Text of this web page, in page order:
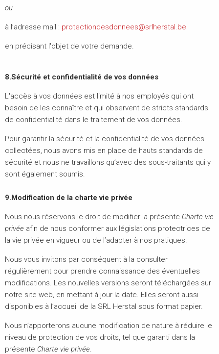
ou
à l’adresse mail : protectiondesdonnees@srlherstal.be
en précisant l'objet de votre demande.
8.Sécurité et confidentialité de vos données
L'accès à vos données est limité à nos employés qui ont
besoin de les connaître et qui observent de stricts standards
de confidentialité dans le traitement de vos données.
Pour garantir la sécurité et la confidentialité de vos données
collectées, nous avons mis en place de hauts standards de
sécurité et nous ne travaillons qu’avec des sous-traitants qui y
sont également soumis.
9.Modification de la charte vie privée
Nous nous réservons le droit de modifier la présente Charte vie
privée afin de nous conformer aux législations protectrices de
la vie privée en vigueur ou de l’adapter à nos pratiques.
Nous vous invitons par conséquent à la consulter
régulièrement pour prendre connaissance des éventuelles
modifications. Les nouvelles versions seront téléchargées sur
notre site web, en mettant à jour la date. Elles seront aussi
disponibles à l’accueil de la SRL Herstal sous format papier.
Nous n’apporterons aucune modification de nature à réduire le
niveau de protection de vos droits, tel que garanti dans la
présente Charte vie privée.